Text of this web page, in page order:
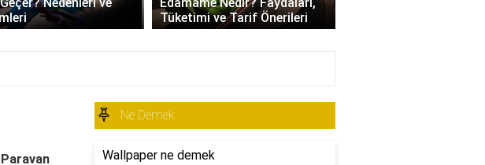
Tüketimi ve Tarif Önerileri
Ne Demek
Wallpaper ne demek